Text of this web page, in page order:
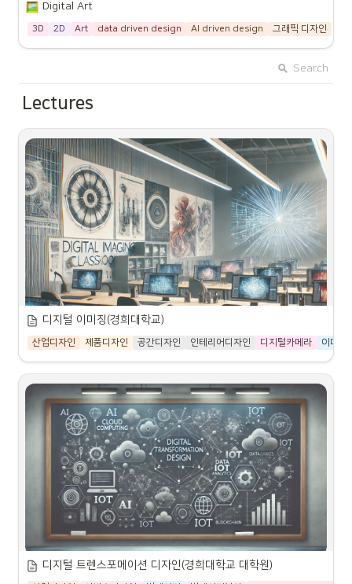
Digital Art
3D 2D Art data driven design AI driven design 그래픽 디자인
Search
Lectures
2024학년도 2학기 디지털이미징 강의 계획서
학수번호-분반:
이수구분:
연구실:
전화:
디지털 이미징(경희대학교)
산업디자인 제품디자인 공간디자인 인테리어디자인 디지털카메라 이미지
2024학년도 2학기 강의 계획서
디지털 트렌스포메이션 디자인(경희대학교 대학원)